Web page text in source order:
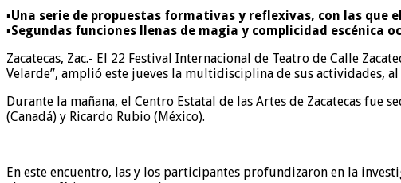
▪️Una serie de propuestas formativas y reflexivas, con las
▪️Segundas funciones llenas de magia y complicidad escénica
Zacatecas, Zac.- El 22 Festival Internacional de Teatro de Calle
Velarde”, amplió este jueves la multidisciplina de sus actividades,
Durante la mañana, el Centro Estatal de las Artes de Zacatecas
(Canadá) y Ricardo Rubio (México).
En este encuentro, las y los participantes profundizaron en la